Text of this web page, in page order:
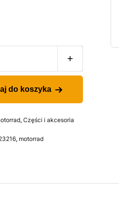
do koszyka
, Części i akcesoria
, motorrad